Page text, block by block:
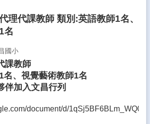
理代課教師 類別:英語教師1名、
名
國小
課教師
名、視覺藝術教師1名
伴加入文昌行列
document/d/